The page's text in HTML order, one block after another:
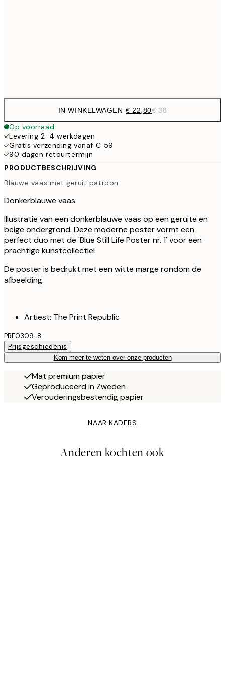
IN WINKELWAGEN-€ 22,80€ 38
Op voorraad
Levering 2-4 werkdagen
Gratis verzending vanaf € 59
90 dagen retourtermijn
PRODUCTBESCHRIJVING
Blauwe vaas met geruit patroon
Donkerblauwe vaas.
Illustratie van een donkerblauwe vaas op een geruite en
beige ondergrond. Deze moderne poster vormt een
perfect duo met de 'Blue Still Life Poster nr. 1' voor een
prachtige kunstcollectie!
De poster is bedrukt met een witte marge rondom de
afbeelding.
Artiest: The Print Republic
PRE0309-8
Prijsgeschiedenis
Kom meer te weten over onze producten
Mat premium papier
Geproduceerd in Zweden
Verouderingsbestendig papier
NAAR KADERS
Anderen kochten ook